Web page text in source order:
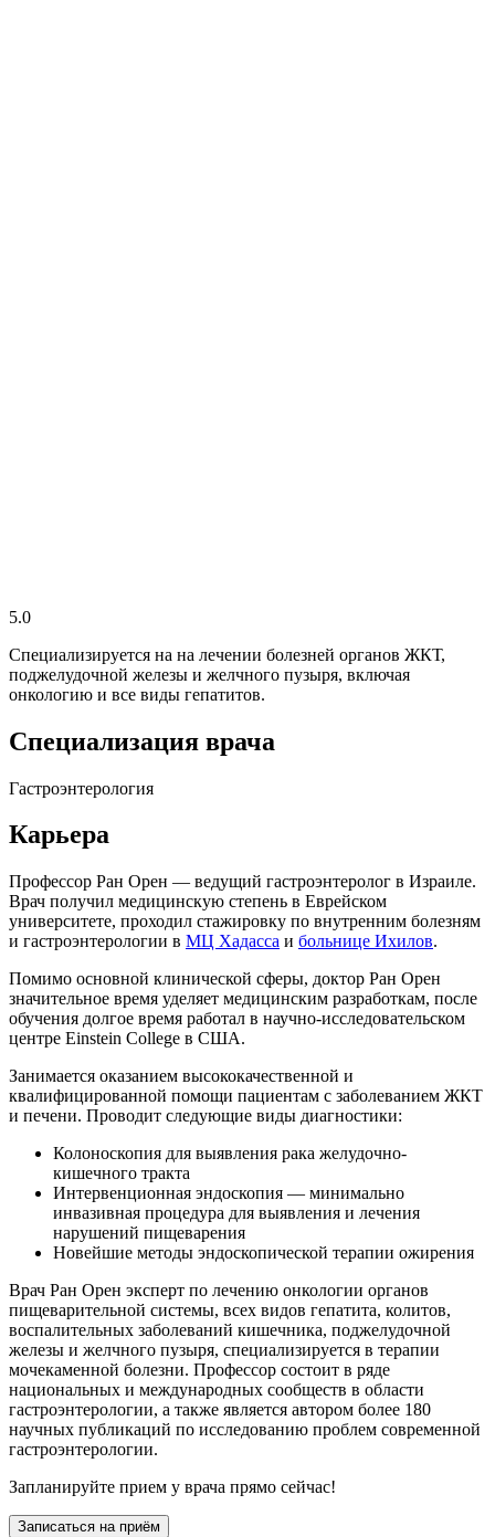
5.0
Специализируется на на лечении болезней органов ЖКТ,
поджелудочной железы и желчного пузыря, включая
онкологию и все виды гепатитов.
Специализация врача
Гастроэнтерология
Карьера
Профессор Ран Орен — ведущий гастроэнтеролог в Израиле.
Врач получил медицинскую степень в Еврейском
университете, проходил стажировку по внутренним болезням
и гастроэнтерологии в МЦ Хадасса и больнице Ихилов.
Помимо основной клинической сферы, доктор Ран Орен
значительное время уделяет медицинским разработкам, после
обучения долгое время работал в научно-исследовательском
центре Einstein College в США.
Занимается оказанием высококачественной и
квалифицированной помощи пациентам с заболеванием ЖКТ
и печени. Проводит следующие виды диагностики:
Колоноскопия для выявления рака желудочно-
кишечного тракта
Интервенционная эндоскопия — минимально
инвазивная процедура для выявления и лечения
нарушений пищеварения
Новейшие методы эндоскопической терапии ожирения
Врач Ран Орен эксперт по лечению онкологии органов
пищеварительной системы, всех видов гепатита, колитов,
воспалительных заболеваний кишечника, поджелудочной
железы и желчного пузыря, специализируется в терапии
мочекаменной болезни. Профессор состоит в ряде
национальных и международных сообществ в области
гастроэнтерологии, а также является автором более 180
научных публикаций по исследованию проблем современной
гастроэнтерологии.
Запланируйте прием у врача прямо сейчас!
Записаться на приём